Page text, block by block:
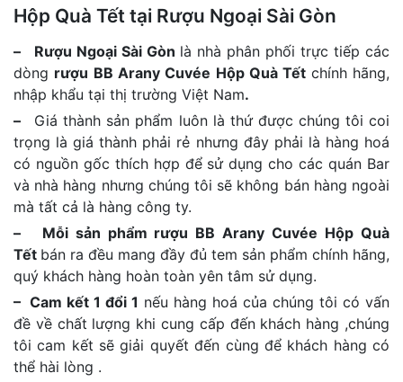
Hộp Quà Tết tại Rượu Ngoại Sài Gòn
– Rượu Ngoại Sài Gòn là nhà phân phối trực tiếp các
dòng rượu BB Arany Cuvée Hộp Quà Tết chính hãng,
nhập khẩu tại thị trường Việt Nam.
– Giá thành sản phẩm luôn là thứ được chúng tôi coi
trọng là giá thành phải rẻ nhưng đây phải là hàng hoá
có nguồn gốc thích hợp để sử dụng cho các quán Bar
và nhà hàng nhưng chúng tôi sẽ không bán hàng ngoài
mà tất cả là hàng công ty.
– Mỗi sản phẩm rượu BB Arany Cuvée Hộp Quà
Tết bán ra đều mang đầy đủ tem sản phẩm chính hãng,
quý khách hàng hoàn toàn yên tâm sử dụng.
– Cam kết 1 đổi 1 nếu hàng hoá của chúng tôi có vấn
đề về chất lượng khi cung cấp đến khách hàng ,chúng
tôi cam kết sẽ giải quyết đến cùng để khách hàng có
thể hài lòng .